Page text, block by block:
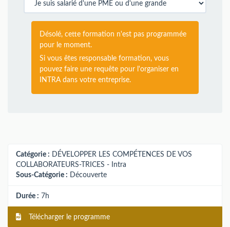
Désolé, cette formation n'est pas programmée
pour le moment.
Si vous êtes responsable formation, vous
pouvez faire une requête pour l'organiser en
INTRA dans votre entreprise.
Catégorie : DÉVELOPPER LES COMPÉTENCES DE VOS
COLLABORATEURS-TRICES - Intra
Sous-Catégorie : Découverte
Durée : 7h
Télécharger le programme